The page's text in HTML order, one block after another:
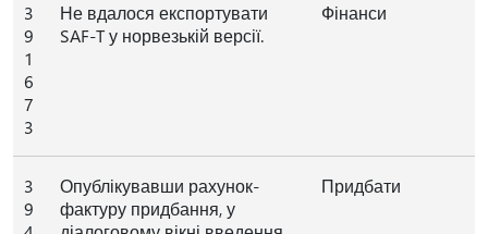
3
9
1
6
7
3
Не вдалося експортувати
SAF-T у норвезькій версії.
Фінанси
3
9
Опублікувавши рахунок-
фактуру придбання, у
Придбати